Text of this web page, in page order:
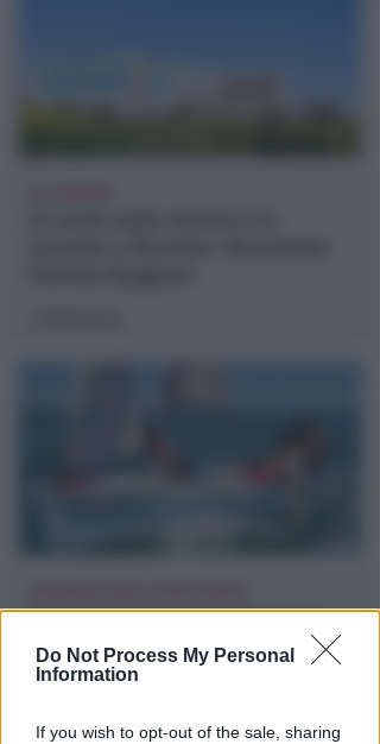
Do Not Process My Personal
Information
If you wish to opt-out of the sale, sharing
Numeri in forte crescita per la
Scuola Vela dello Yacht Club
Rimini